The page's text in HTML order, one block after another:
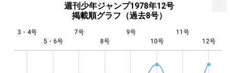
週刊少年ジャンプ1978年12号
掲載順グラフ（過去8号）
3・4号
5・6号
7号
8号
9号
10号
11号
12号